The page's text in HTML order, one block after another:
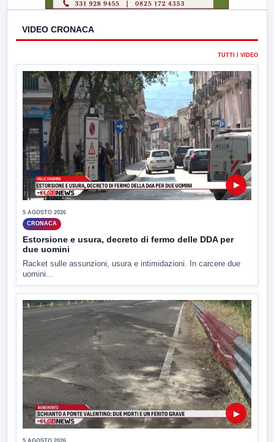
VIDEO CRONACA
TUTTI I VIDEO
▶
5 AGOSTO 2026
CRONACA
Estorsione e usura, decreto di fermo delle DDA per
due uomini
Racket sulle assunzioni, usura e intimidazioni. In carcere due
uomini...
▶